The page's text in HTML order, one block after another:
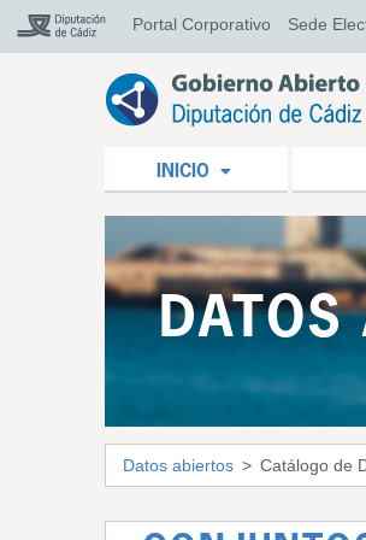
Portal Corporativo Sede
INICIO
DATOS
Datos abiertos Catálogo de